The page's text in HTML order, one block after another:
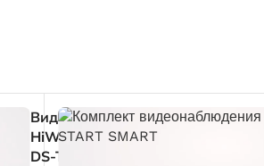
Видеокамера
HiWatch HD
DS-T203L